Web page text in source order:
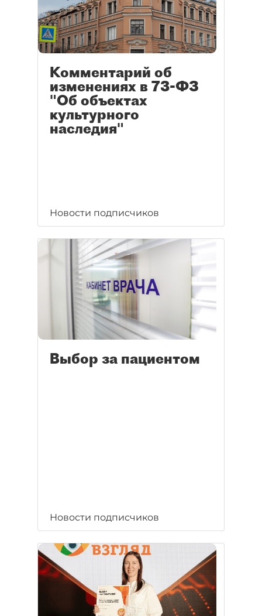
Комментарий об
изменениях в 73-ФЗ
"Об объектах
культурного
наследия"
Новости подписчиков
Выбор за пациентом
Новости подписчиков